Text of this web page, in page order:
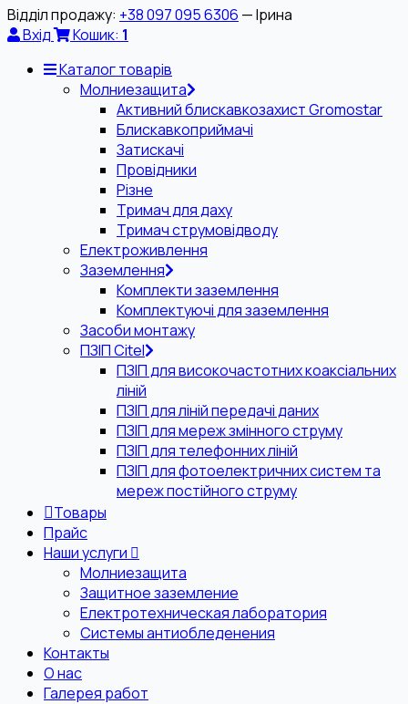
Відділ продажу: +38 097 095 6306 — Ірина
Вхід
Кошик: 1
Каталог товарів
Молниезащита
Активний блискавкозахист Gromostar
Блискавкоприймачі
Затискачі
Провідники
Різне
Тримач для даху
Тримач струмовідводу
Електроживлення
Заземлення
Комплекти заземлення
Комплектуючі для заземлення
Засоби монтажу
ПЗІП Citel
ПЗІП для високочастотних коаксіальних
ліній
ПЗІП для ліній передачі даних
ПЗІП для мереж змінного струму
ПЗІП для телефонних ліній
ПЗІП для фотоелектричних систем та
мереж постійного струму
Товары
Прайс
Наши услуги
Молниезащита
Защитное заземление
Електротехническая лаборатория
Системы антиобледенения
Контакты
О нас
Галерея работ